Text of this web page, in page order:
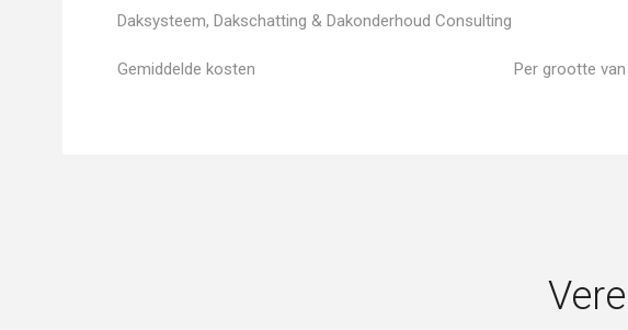
Daksysteem, Dakschatting & Dakonderhoud Consulting
Gemiddelde kosten Per grootte